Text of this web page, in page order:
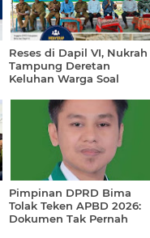
Reses di Dapil VI, Nukrah
Tampung Deretan
Keluhan Warga Soal
Pimpinan DPRD Bima
Tolak Teken APBD 2026:
Dokumen Tak Pernah